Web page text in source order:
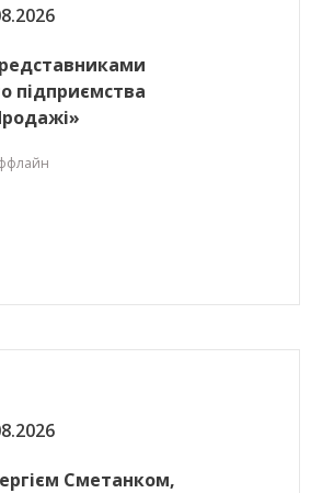
підприємства
Сметанком,